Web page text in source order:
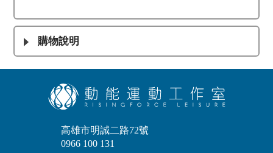
購物說明
高雄市明誠二路72號
0966 100 131